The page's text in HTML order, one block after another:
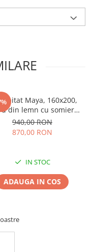
Maya, 160x200,
din lemn cu somiera
fixa, culoare Bej
940,00 RON
870,00 RON
IN STOC
ADAUGA IN COS